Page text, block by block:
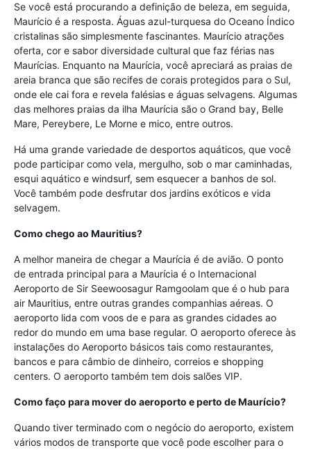
Se você está procurando a definição de beleza, em seguida,
Maurício é a resposta. Águas azul-turquesa do Oceano Índico
cristalinas são simplesmente fascinantes. Maurício atrações
oferta, cor e sabor diversidade cultural que faz férias nas
Maurícias. Enquanto na Maurícia, você apreciará as praias de
areia branca que são recifes de corais protegidos para o Sul,
onde ele cai fora e revela falésias e águas selvagens. Algumas
das melhores praias da ilha Maurícia são o Grand bay, Belle
Mare, Pereybere, Le Morne e mico, entre outros.
Há uma grande variedade de desportos aquáticos, que você
pode participar como vela, mergulho, sob o mar caminhadas,
esqui aquático e windsurf, sem esquecer a banhos de sol.
Você também pode desfrutar dos jardins exóticos e vida
selvagem.
Como chego ao Mauritius?
A melhor maneira de chegar a Maurícia é de avião. O ponto
de entrada principal para a Maurícia é o Internacional
Aeroporto de Sir Seewoosagur Ramgoolam que é o hub para
air Mauritius, entre outras grandes companhias aéreas. O
aeroporto lida com voos de e para as grandes cidades ao
redor do mundo em uma base regular. O aeroporto oferece às
instalações do Aeroporto básicos tais como restaurantes,
bancos e para câmbio de dinheiro, correios e shopping
centers. O aeroporto também tem dois salões VIP.
Como faço para mover do aeroporto e perto de Maurício?
Quando tiver terminado com o negócio do aeroporto, existem
vários modos de transporte que você pode escolher para o